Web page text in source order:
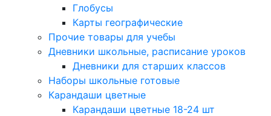
Глобусы
Карты географические
Прочие товары для учебы
Дневники школьные, расписание уроков
Дневники для старших классов
Наборы школьные готовые
Карандаши цветные
Карандаши цветные 18-24 шт